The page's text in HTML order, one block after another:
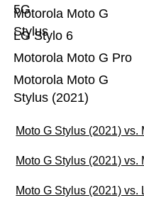
Motorola Moto G
Stylus (2021)
Motorola Moto G Pro
LG Stylo 6
Motorola Moto G
Stylus
5G
Moto G Stylus (2021) vs.
Moto G Stylus (2021) vs.
Moto G Stylus (2021) vs.